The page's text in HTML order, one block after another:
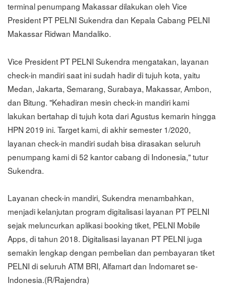
terminal penumpang Makassar dilakukan oleh Vice
President PT PELNI Sukendra dan Kepala Cabang PELNI
Makassar Ridwan Mandaliko.
Vice President PT PELNI Sukendra mengatakan, layanan
check-in mandiri saat ini sudah hadir di tujuh kota, yaitu
Medan, Jakarta, Semarang, Surabaya, Makassar, Ambon,
dan Bitung. "Kehadiran mesin check-in mandiri kami
lakukan bertahap di tujuh kota dari Agustus kemarin hingga
HPN 2019 ini. Target kami, di akhir semester 1/2020,
layanan check-in mandiri sudah bisa dirasakan seluruh
penumpang kami di 52 kantor cabang di Indonesia," tutur
Sukendra.
Layanan check-in mandiri, Sukendra menambahkan,
menjadi kelanjutan program digitalisasi layanan PT PELNI
sejak meluncurkan aplikasi booking tiket, PELNI Mobile
Apps, di tahun 2018. Digitalisasi layanan PT PELNI juga
semakin lengkap dengan pembelian dan pembayaran tiket
PELNI di seluruh ATM BRI, Alfamart dan Indomaret se-
Indonesia.(R/Rajendra)